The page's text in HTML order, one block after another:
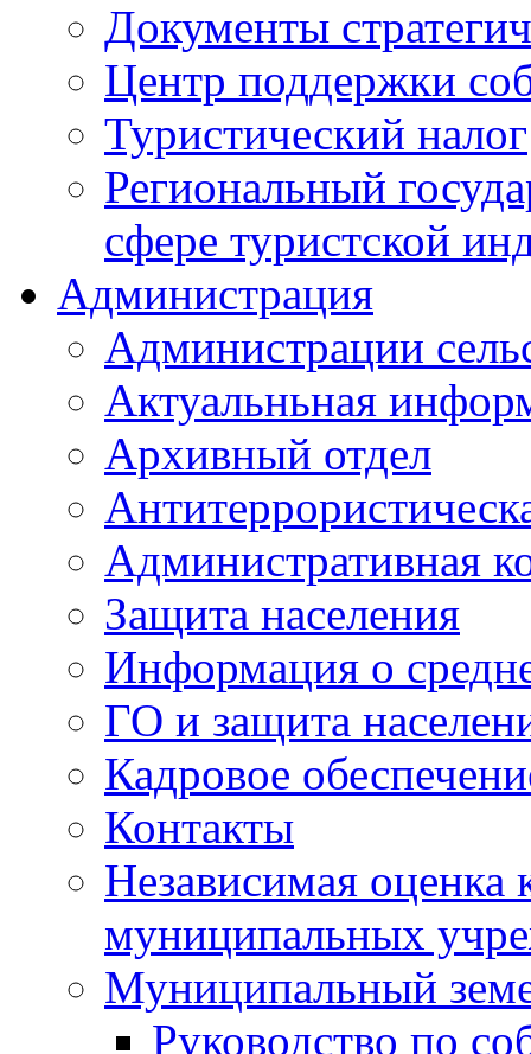
Документы
Центр поддержки
Туристический налог
Региональный
сфере туристской
Администрация
Администрации
Актуальньная
Архивный отдел
Административная
Защита населения
Информация о
ГО и защита
Кадровое
Контакты
Независимая оценка
муниципальных
Муниципальный
Руководство по